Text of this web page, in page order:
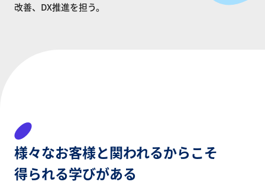
改善、DX推進を担う。
様々なお客様と関われるからこそ
得られる学びがある